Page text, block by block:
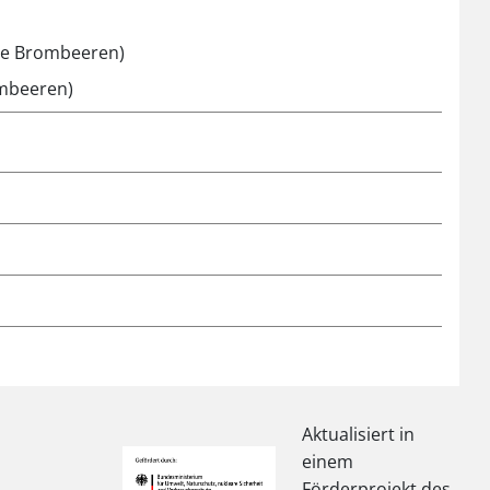
Brombeeren)
Aktualisiert in
einem